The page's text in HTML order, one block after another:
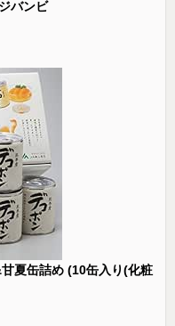
バンビ
夏缶詰め (10缶入り(化粧